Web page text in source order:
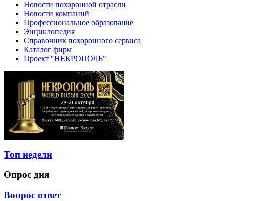
Новости похоронной отрасли
Новости компаний
Профессиональное образование
Энциклопедия
Справочник похоронного сервиса
Каталог фирм
Проект "НЕКРОПОЛЬ"
Топ недели
Опрос дня
Вопрос ответ